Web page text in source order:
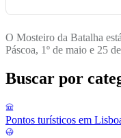
O Mosteiro da Batalha
Páscoa, 1º de maio e 25
Buscar por
Pontos turísticos em